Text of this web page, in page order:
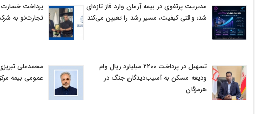
مدیریت پرتفوی در بیمه آرمان وارد فاز تازه‌ای
شد؛ وقتی کیفیت، مسیر رشد را تعیین می‌کند
تجارت‌نو به
تسهیل در پرداخت ۲۲۰۰ میلیارد ریال وام
ودیعه مسکن به آسیب‌دیدگان جنگ در
هرمزگان
محمدعلی
عمومی بیمه